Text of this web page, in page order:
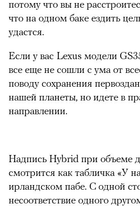
потому что вы не
что на одном баке ездить
удастся.
Если у вас Lexus модели
все еще не сошли с ума от
поводу сохранения
нашей планеты, но идете в
направлении.
Надпись Hybrid при объеме
смотрится как табличка «У
ирландском пабе. С одной
несоответствие одного